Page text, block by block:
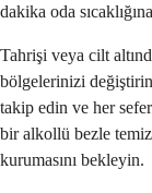
dakika oda
Tahrişi veya cilt
bölgelerinizi
takip edin ve her
bir alkollü bezle
kurumasını bekleyin.